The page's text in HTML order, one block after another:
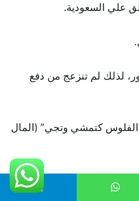
علي السعودية.
لذلك لم تنزعج من دفع
“الفلوس كتمشي وتجي” (المال
تام للمساعده